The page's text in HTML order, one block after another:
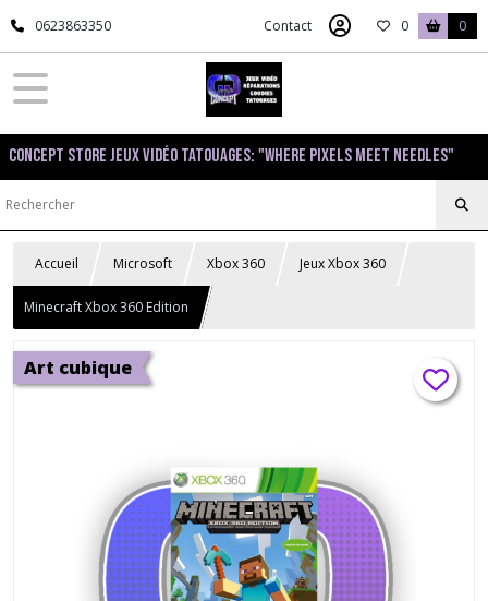
0623863350 Contact 0 0
Concept Store Jeux Vidéo Tatouages: "Where pixels meet needles"
Accueil Microsoft Xbox 360 Jeux Xbox 360
Minecraft Xbox 360 Edition
Art cubique